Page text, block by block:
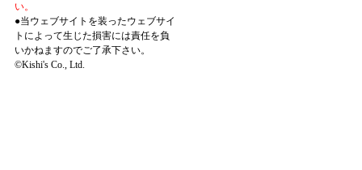
い。
●当ウェブサイトを装ったウェブサイ
トによって生じた損害には責任を負
いかねますのでご了承下さい。
©Kishi's Co., Ltd.